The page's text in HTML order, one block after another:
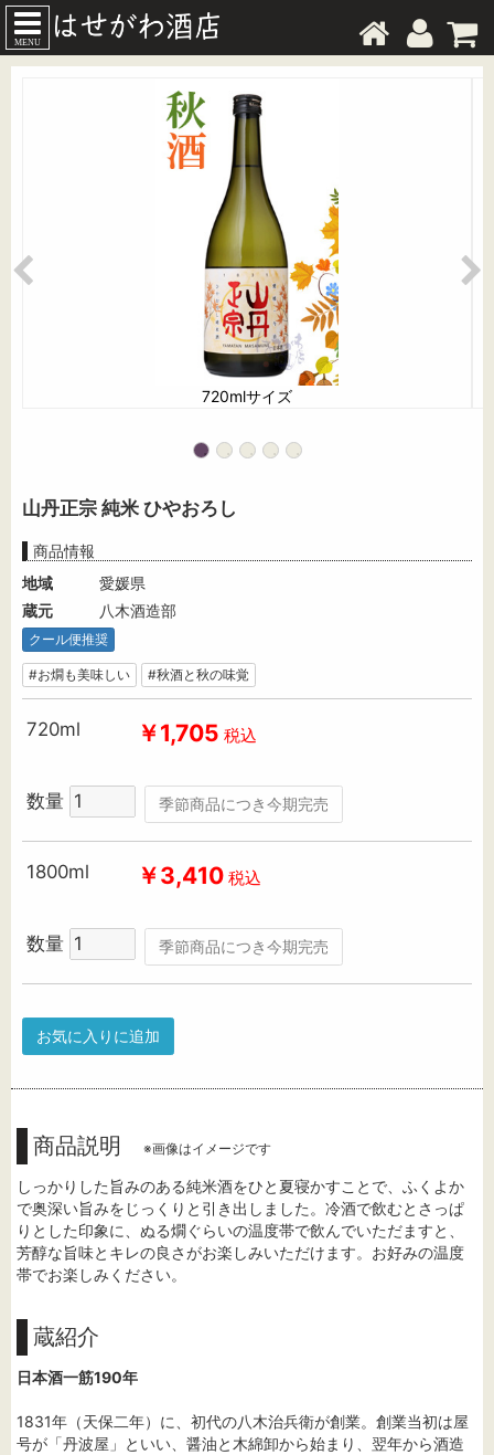
MENU
720mlサイズ
山丹正宗 純米 ひやおろし
商品情報
地域
愛媛県
蔵元
八木酒造部
クール便推奨
#お燗も美味しい #秋酒と秋の味覚
720ml ￥1,705 税込
数量 季節商品につき今期完売
1800ml ￥3,410 税込
数量 季節商品につき今期完売
お気に入りに追加
商品説明 ※画像はイメージです
しっかりした旨みのある純米酒をひと夏寝かすことで、ふくよか
で奥深い旨みをじっくりと引き出しました。冷酒で飲むとさっぱ
りとした印象に、ぬる燗ぐらいの温度帯で飲んでいただますと、
芳醇な旨味とキレの良さがお楽しみいただけます。お好みの温度
帯でお楽しみください。
蔵紹介
日本酒一筋190年
1831年（天保二年）に、初代の八木治兵衛が創業。創業当初は屋
号が「丹波屋」といい、醤油と木綿卸から始まり、翌年から酒造